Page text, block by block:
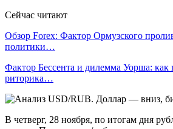
Сейчас читают
Обзор Forex: Фактор Ормузского
политики…
Фактор Бессента и дилемма Уорша: как
риторика…
В четверг, 28 ноября, по итогам дня